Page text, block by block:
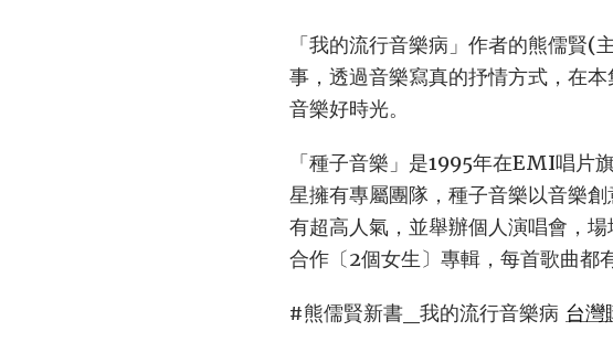
「我的流行音樂病」作者的熊儒賢
事，透過音樂寫真的抒情方式，在
音樂好時光。
「種子音樂」是1995年在EMI唱片
星擁有專屬團隊，種子音樂以音樂
有超高人氣，並舉辦個人演唱會，
合作〔2個女生〕專輯，每首歌曲都
#熊儒賢新書_我的流行音樂病 台灣